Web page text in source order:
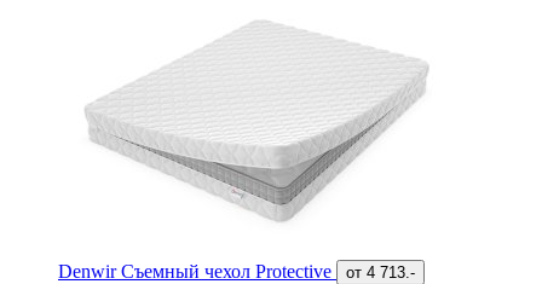
Denwir Съемный чехол Protective от 4 713.-